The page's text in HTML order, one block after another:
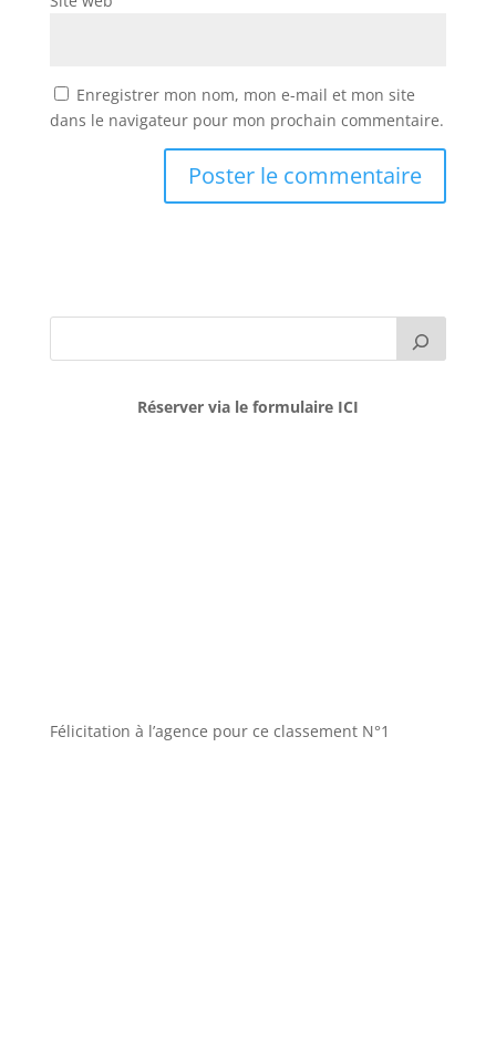
Enregistrer mon nom, mon e-mail et mon site
dans le navigateur pour mon prochain commentaire.
Réserver via le formulaire ICI
Félicitation à l’agence pour ce classement N°1